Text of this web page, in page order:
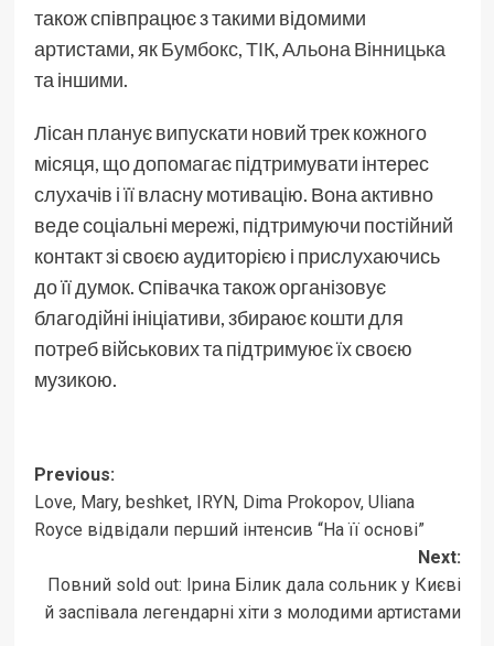
також співпрацює з такими відомими
артистами, якБумбокс,ТІК,Альона Вінницька
та іншими.
Лісан планує випускати новий трек кожного
місяця, що допомагає підтримувати інтерес
слухачів і її власну мотивацію. Вона активно
веде соціальні мережі, підтримуючи постійний
контакт зі своєю аудиторією і прислухаючись
до її думок. Співачка також організовує
благодійні ініціативи, збираює кошти для
потреб військових та підтримуює їх своєю
музикою.
Post
navigation
Previous:
Love, Mary, beshket, IRYN, Dima Prokopov, Uliana
Royce відвідали перший інтенсив “На її основі”
Next:
Повний sold out: Ірина Білик дала сольник у Києві
й заспівала легендарні хіти з молодими артистами